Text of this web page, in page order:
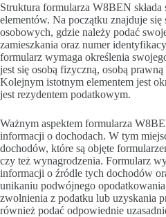
Struktura formularza W8BEN
elementów. Na początku znajduje
osobowych, gdzie należy podać
zamieszkania oraz numer
formularz wymaga określenia
jest się osobą fizyczną, osobą
Kolejnym istotnym elementem jest
jest rezydentem podatkowym.
Ważnym aspektem formularza
informacji o dochodach. W tym
dochodów, które są objęte
czy też wynagrodzenia. Formularz
informacji o źródle tych dochodów
unikaniu podwójnego
zwolnienia z podatku lub uzyskania
również podać odpowiednie